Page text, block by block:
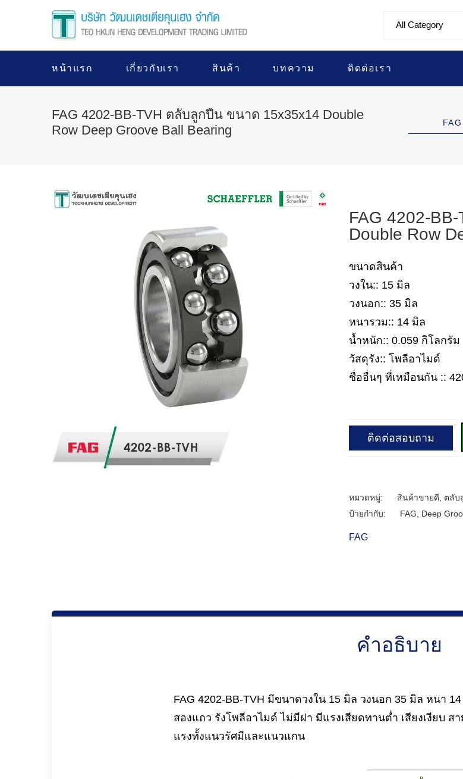
All Category
หน้าแรก เกี่ยวกับเรา สินค้า บทความ ติดต่อเรา
FAG 4202-BB-TVH ตลับลูกปืน ขนาด 15x35x14 Double
Row Deep Groove Ball Bearing
FAG 4202-
Double Row
ขนาดสินค้า
วงใน:: 15 มิล
วงนอก:: 35 มิล
หนารวม:: 14 มิล
น้ำหนัก:: 0.059 กิโลกรัม
วัสดุรัง:: โพลีอาไมด์
ชื่ออื่นๆ ที่เหมือนกัน ::
ติดต่อสอบถาม
หมวดหมู่: สินค้าขายดี
ตลับ
ป้ายกำกับ:
FAG Deep
FAG
คำอธิบาย
FAG 4202-BB-TVH มีขนาดวงใน 15 มิล วงนอก 35 มิล หนา
สองแถว รังโพลีอาไมด์ ไม่มีฝา มีแรงเสียดทานต่ำ เสียงเงียบ ส
แรงทั้งแนวรัศมีและแนวแกน